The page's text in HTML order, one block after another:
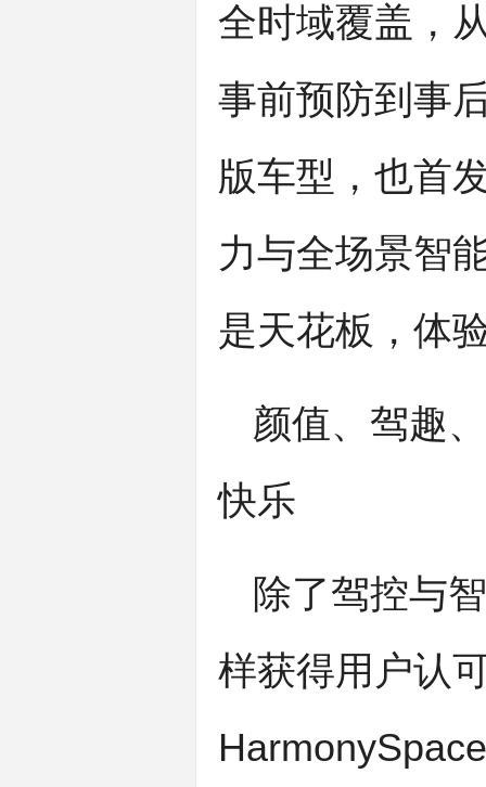
全时域覆盖，
事前预防到事
版车型，也首
力与全场景智
是天花板，体
颜值、驾趣
快乐
除了驾控与
样获得用户认